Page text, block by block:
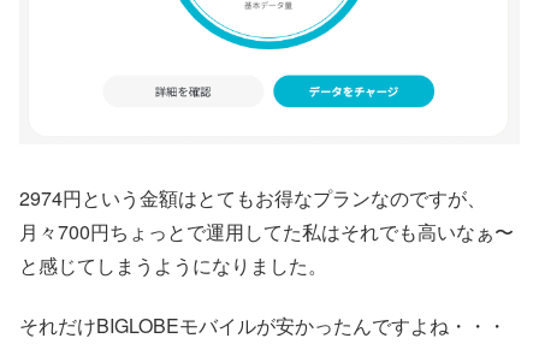
2974円という金額はとてもお得なプランなのですが、
月々700円ちょっとで運用してた私はそれでも高いなぁ〜
と感じてしまうようになりました。
それだけBIGLOBEモバイルが安かったんですよね・・・